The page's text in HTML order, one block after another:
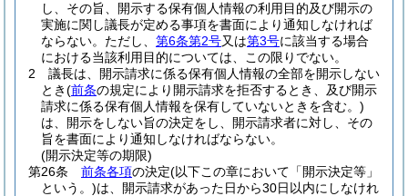
し、その旨、開示する保有個人情報の利用目的及び開示の
実施に関し議長が定める事項を書面により通知しなければ
ならない。 ただし、 第6条第2号又は第3号に該当する場合
における当該利用目的については、この限りでない。
2
議長は、開示請求に係る保有個人情報の全部を開示しない
とき(前条の規定により開示請求を拒否するとき、及び開示
請求に係る保有個人情報を保有していないときを含む。)
は、開示をしない旨の決定をし、開示請求者に対し、その
旨を書面により通知しなければならない。
(開示決定等の期限)
第26条
前条各項の決定(以下この章において「開示決定等」
という。)は、開示請求があった日から30日以内にしなけれ